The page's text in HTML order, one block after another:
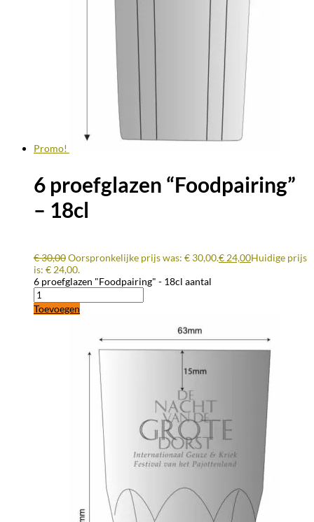
Promo!
6 proefglazen “Foodpairing”
– 18cl
€30,00Oorspronkelijke prijs was: € 30,00.€24,00Huidige prijs
is: € 24,00.
6 proefglazen "Foodpairing" - 18cl aantal
Toevoegen